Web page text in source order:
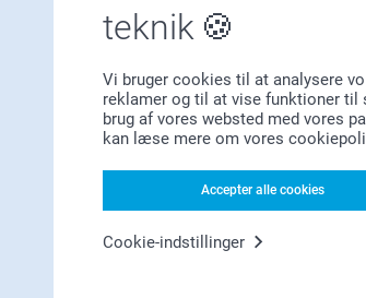
teknik
Vi bruger cookies til at analysere
reklamer og til at vise funktioner til
brug af vores websted med vores
kan læse mere om vores
Accepter alle cookies
Cookie-indstillinger
Leder du efter inspiration?